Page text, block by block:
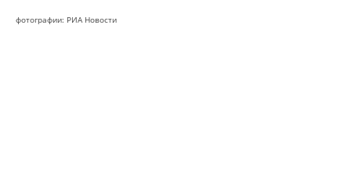
фотографии: РИА Новости